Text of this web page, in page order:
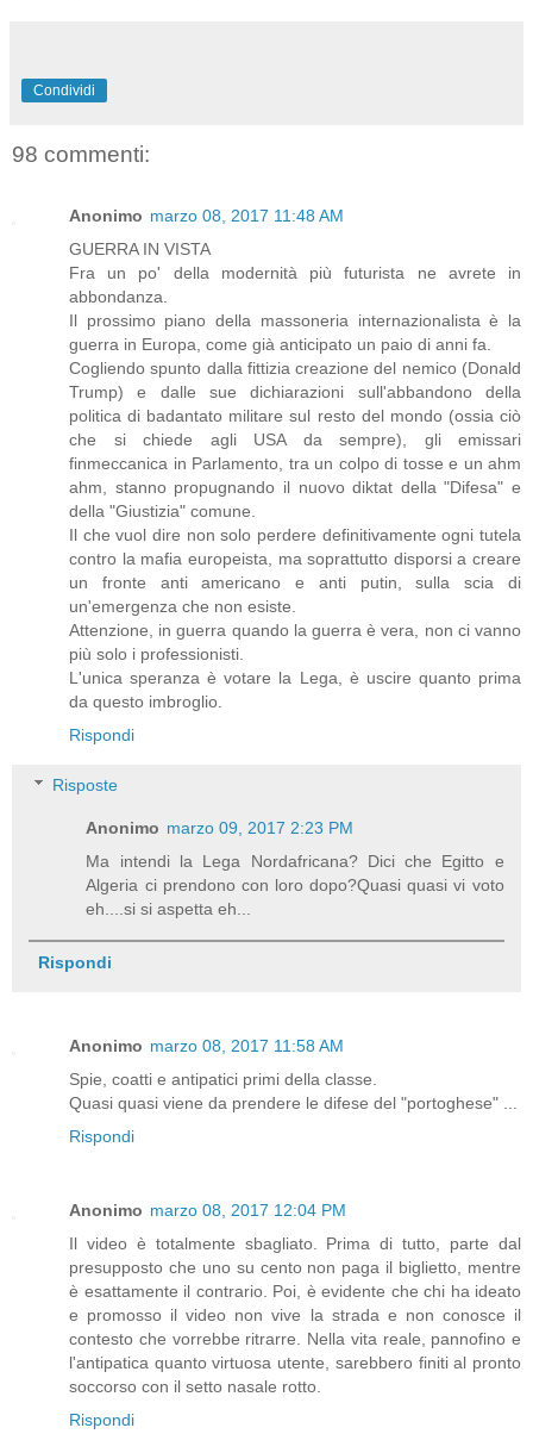
Condividi
98 commenti:
Anonimo marzo 08, 2017 11:48 AM
GUERRA IN VISTA
Fra un po' della modernità più futurista ne avrete in
abbondanza.
Il prossimo piano della massoneria internazionalista è la
guerra in Europa, come già anticipato un paio di anni fa.
Cogliendo spunto dalla fittizia creazione del nemico (Donald
Trump) e dalle sue dichiarazioni sull'abbandono della
politica di badantato militare sul resto del mondo (ossia ciò
che si chiede agli USA da sempre), gli emissari
finmeccanica in Parlamento, tra un colpo di tosse e un ahm
ahm, stanno propugnando il nuovo diktat della "Difesa" e
della "Giustizia" comune.
Il che vuol dire non solo perdere definitivamente ogni tutela
contro la mafia europeista, ma soprattutto disporsi a creare
un fronte anti americano e anti putin, sulla scia di
un'emergenza che non esiste.
Attenzione, in guerra quando la guerra è vera, non ci vanno
più solo i professionisti.
L'unica speranza è votare la Lega, è uscire quanto prima
da questo imbroglio.
Rispondi
Risposte
Anonimo marzo 09, 2017 2:23 PM
Ma intendi la Lega Nordafricana? Dici che Egitto e
Algeria ci prendono con loro dopo?Quasi quasi vi voto
eh....si si aspetta eh...
Rispondi
Anonimo marzo 08, 2017 11:58 AM
Spie, coatti e antipatici primi della classe.
Quasi quasi viene da prendere le difese del "portoghese" ...
Rispondi
Anonimo marzo 08, 2017 12:04 PM
Il video è totalmente sbagliato. Prima di tutto, parte dal
presupposto che uno su cento non paga il biglietto, mentre
è esattamente il contrario. Poi, è evidente che chi ha ideato
e promosso il video non vive la strada e non conosce il
contesto che vorrebbe ritrarre. Nella vita reale, pannofino e
l'antipatica quanto virtuosa utente, sarebbero finiti al pronto
soccorso con il setto nasale rotto.
Rispondi